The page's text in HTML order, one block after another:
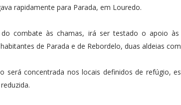
rapidamente para Parada, em Louredo.
combate às chamas, irá ser testado o apoio às
de Parada e de Rebordelo, duas aldeias
será concentrada nos locais definidos de refúgio,